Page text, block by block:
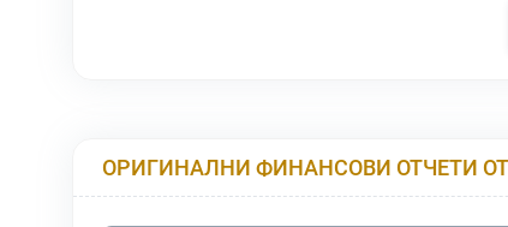
ОРИГИНАЛНИ ФИНАНСОВИ ОТЧЕТИ